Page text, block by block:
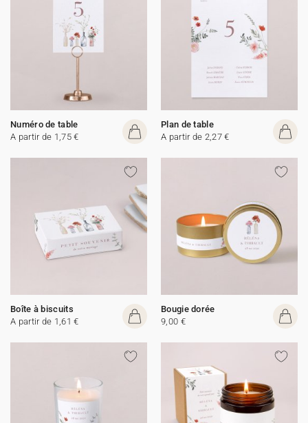
Numéro de table
A partir de 1,75 €
Plan de table
A partir de 2,27 €
Boîte à biscuits
A partir de 1,61 €
Bougie dorée
9,00 €